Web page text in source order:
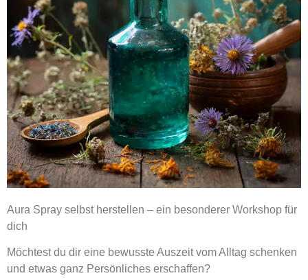
Aura Spray selbst herstellen – ein besonderer Workshop für
dich
Möchtest du dir eine bewusste Auszeit vom Alltag schenken
und etwas ganz Persönliches erschaffen?